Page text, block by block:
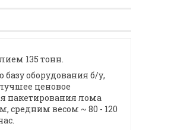
135 тонн.
оборудования б/у,
ценовое
пакетирования лома
средним весом ~ 80 - 120